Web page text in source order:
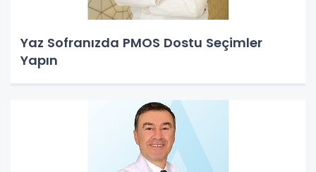
Yaz Sofranızda PMOS Dostu Seçimler
Yapın